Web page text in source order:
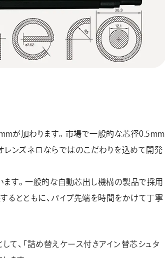
が加わります。市場で一般的な芯径0.5mm
レンズネロならではのこだわりを込めて開発
ます。一般的な自動芯出し機構の製品で採用
るとともに、パイプ先端を時間をかけて丁寧
て、「詰め替えケース付きアイン替芯シュタ